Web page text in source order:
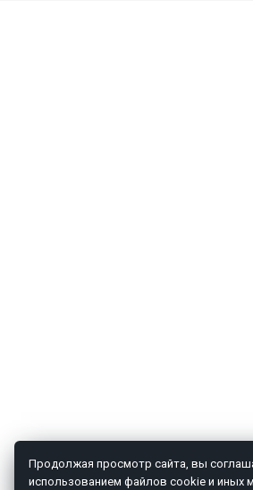
Продолжая просмотр сайта, вы
использованием файлов cookie и иных